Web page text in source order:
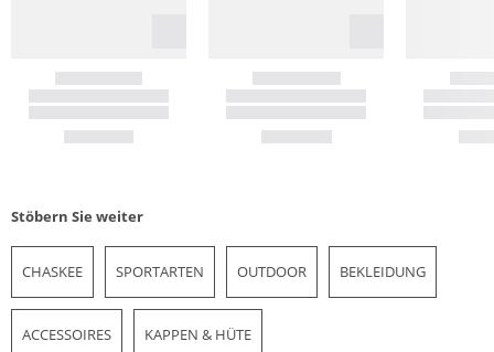
Stöbern Sie weiter
CHASKEE SPORTARTEN OUTDOOR BEKLEIDUNG
ACCESSOIRES KAPPEN & HÜTE